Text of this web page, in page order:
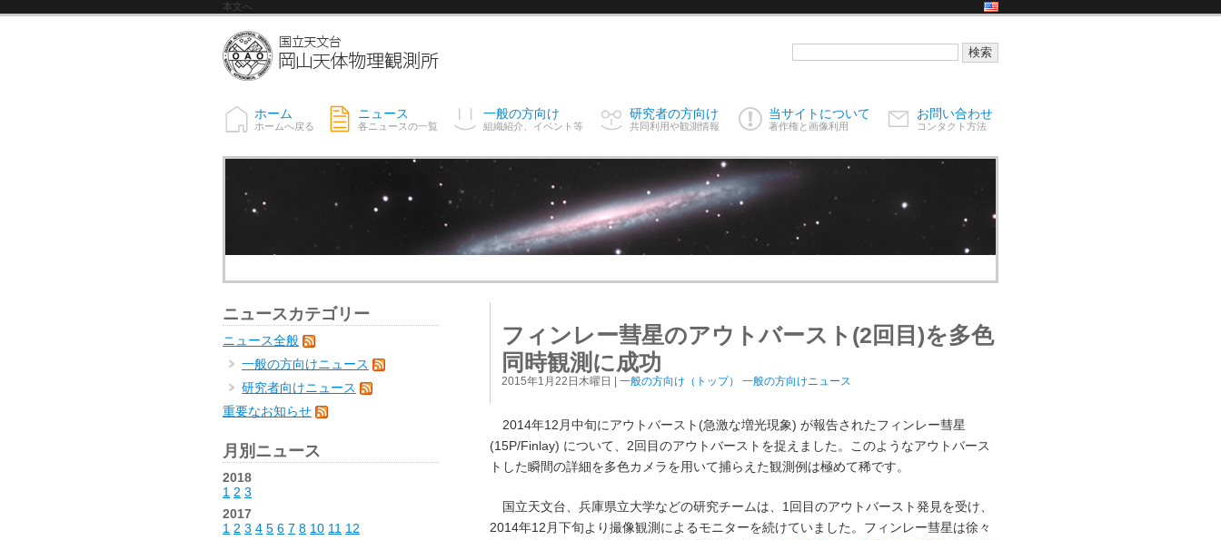
本文へ
ホーム
ホームへ戻る
ニュース
各ニュースの一覧
一般の方向け
組織紹介、イベント等
研究者の方向け
共同利用や観測情報
当サイトについて
著作権と画像利用
お問い合わせ
コンタクト方法
フィンレー彗星のアウトバースト(2回目)を多色
同時観測に成功
2015年1月22日木曜日 | 一般の方向け（トップ） 一般の方向けニュース
2014年12月中旬にアウトバースト(急激な増光現象) が報告されたフィンレー彗星
(15P/Finlay) について、2回目のアウトバーストを捉えました。このようなアウトバース
トした瞬間の詳細を多色カメラを用いて捕らえた観測例は極めて稀です。
国立天文台、兵庫県立大学などの研究チームは、1回目のアウトバースト発見を受け、
2014年12月下旬より撮像観測によるモニターを続けていました。フィンレー彗星は徐々
ニュースカテゴリー
ニュース全般
一般の方向けニュース
研究者向けニュース
重要なお知らせ
月別ニュース
2018
1 2 3
2017
1 2 3 4 5 6 7 8 10 11 12